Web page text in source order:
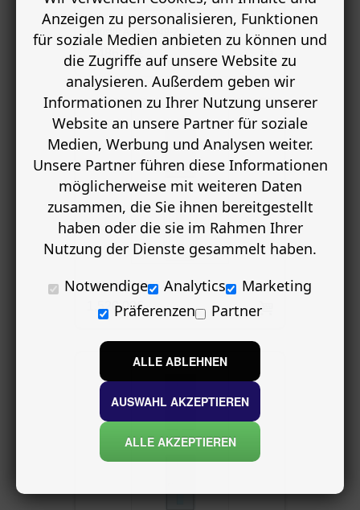
Haustür AB 55-049-2
1,486.00€
Haustür AB 64631 B
1,520.00€
Anzeigen zu personalisieren, Funktionen
für soziale Medien anbieten zu können und
die Zugriffe auf unsere Website zu
analysieren. Außerdem geben wir
Informationen zu Ihrer Nutzung unserer
Website an unsere Partner für soziale
Medien, Werbung und Analysen weiter.
Unsere Partner führen diese Informationen
möglicherweise mit weiteren Daten
zusammen, die Sie ihnen bereitgestellt
haben oder die sie im Rahmen Ihrer
Nutzung der Dienste gesammelt haben.
Notwendige
Analytics
Marketing
Präferenzen
Partner
ALLE ABLEHNEN
AUSWAHL AKZEPTIEREN
ALLE AKZEPTIEREN